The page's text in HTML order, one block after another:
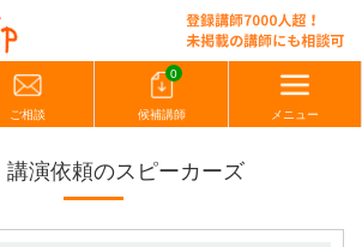
ご相談
0
候補講師 メニュー
講演依頼のスピーカーズ